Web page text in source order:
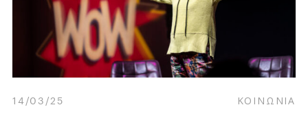
14/03/25 ΚΟΙΝΩΝΙΑ